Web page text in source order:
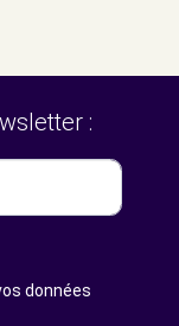
:
données